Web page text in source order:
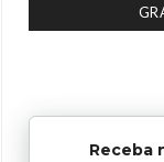
Receba